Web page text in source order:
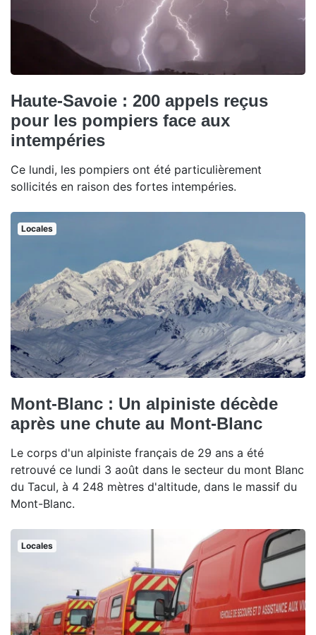
Haute-Savoie : 200 appels reçus
pour les pompiers face aux
intempéries
Ce lundi, les pompiers ont été particulièrement
sollicités en raison des fortes intempéries.
Locales
Mont-Blanc : Un alpiniste décède
après une chute au Mont-Blanc
Le corps d'un alpiniste français de 29 ans a été
retrouvé ce lundi 3 août dans le secteur du mont Blanc
du Tacul, à 4 248 mètres d'altitude, dans le massif du
Mont-Blanc.
Locales